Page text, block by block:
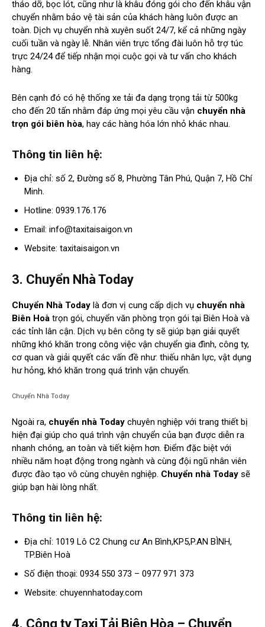
tháo dỡ, bọc lót, cũng như là khâu đóng gói cho đến khâu vận
chuyển nhằm bảo vệ tài sản của khách hàng luôn được an
toàn. Dịch vụ chuyển nhà xuyên suốt 24/7, kể cả những ngày
cuối tuần và ngày lễ. Nhân viên trực tổng đài luôn hỗ trợ túc
trực 24/24 để tiếp nhận mọi cuộc gọi và tư vấn cho khách
hàng.
Bên cạnh đó có hệ thống xe tải đa dạng trọng tải từ 500kg
cho đến 20 tấn nhằm đáp ứng mọi yêu cầu vận chuyển nhà
trọn gói biên hòa, hay các hàng hóa lớn nhỏ khác nhau.
Thông tin liên hệ:
Địa chỉ: số 2, Đường số 8, Phường Tân Phú, Quận 7, Hồ Chí
Minh.
Hotline: 0939.176.176
Email: info@taxitaisaigon.vn
Website: taxitaisaigon.vn
3. Chuyển Nhà Today
Chuyển Nhà Today là đơn vị cung cấp dịch vụ chuyển nhà
Biên Hoà trọn gói, chuyển văn phòng trọn gói tại Biên Hoà và
các tỉnh lân cận. Dịch vụ bên công ty sẽ giúp bạn giải quyết
những khó khăn trong công việc vận chuyển gia đình, công ty,
cơ quan và giải quyết các vấn đề như: thiếu nhân lực, vật dụng
hư hỏng, khó khăn trong quá trình vận chuyển.
Chuyển Nhà Today
Ngoài ra, chuyển nhà Today chuyên nghiệp với trang thiết bị
hiện đại giúp cho quá trình vận chuyển của bạn được diễn ra
nhanh chóng, an toàn và tiết kiệm hơn. Điểm đặc biệt với
nhiều năm hoạt động trong ngành và cùng đội ngũ nhân viên
được đào tạo vô cùng chuyên nghiệp. Chuyển nhà Today sẽ
giúp bạn hài lòng nhất.
Thông tin liên hệ:
Địa chỉ: 1019 Lô C2 Chung cư An Bình,KP5,P.AN BÌNH,
TP.Biên Hoà
Số điện thoại: 0934 550 373 – 0977 971 373
Website: chuyennhatoday.com
4. Công ty Taxi Tải Biên Hòa – Chuyển